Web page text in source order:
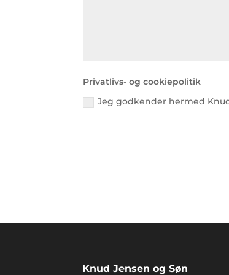
Privatlivs- og cookiepolitik
Jeg godkender hermed
Knud Jensen og Søn